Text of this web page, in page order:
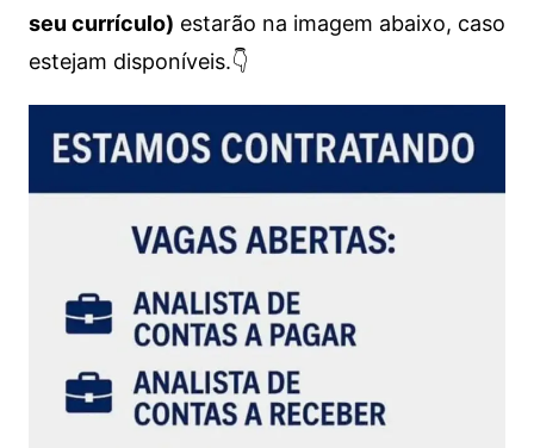
seu currículo) estarão na imagem abaixo, caso
estejam disponíveis.👇